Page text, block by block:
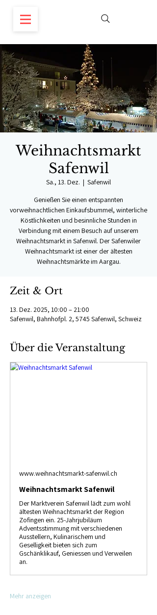
Weihnachtsmarkt
Safenwil
Sa., 13. Dez.
  |
Safenwil
Genießen Sie einen entspannten
vorweihnachtlichen Einkaufsbummel, winterliche
Köstlichkeiten und besinnliche Stunden in
Verbindung mit einem Besuch auf unserem
Weihnachtsmarkt in Safenwil. Der Safenwiler
Weihnachtsmarkt ist einer der ältesten
Weihnachtsmärkte im Aargau.
Zeit & Ort
13. Dez. 2025, 10:00 – 21:00
Safenwil, Bahnhofpl. 2, 5745 Safenwil, Schweiz
Über die Veranstaltung
www.weihnachtsmarkt-safenwil.ch
Weihnachtsmarkt Safenwil
Der Marktverein Safenwil lädt zum wohl
ältesten Weihnachtsmarkt der Region
Zofingen ein. 25-Jahrjubiläum
Adventsstimmung mit verschiedenen
Ausstellern, Kulinarischem und
Geselligkeit bieten sich zum
Gschänklikauf, Geniessen und Verweilen
an.
Mehr anzeigen